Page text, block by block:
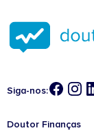
Siga-nos:
Doutor Finanças